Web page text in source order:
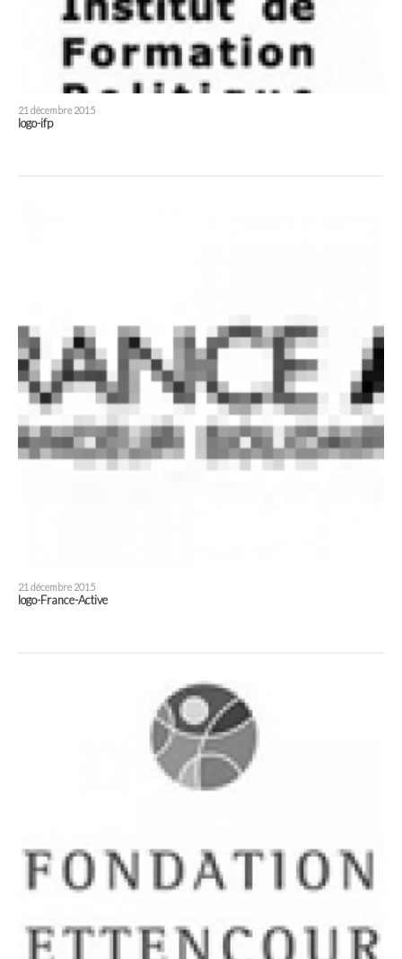
21 décembre 2015
logo-ifp
21 décembre 2015
logo-France-Active